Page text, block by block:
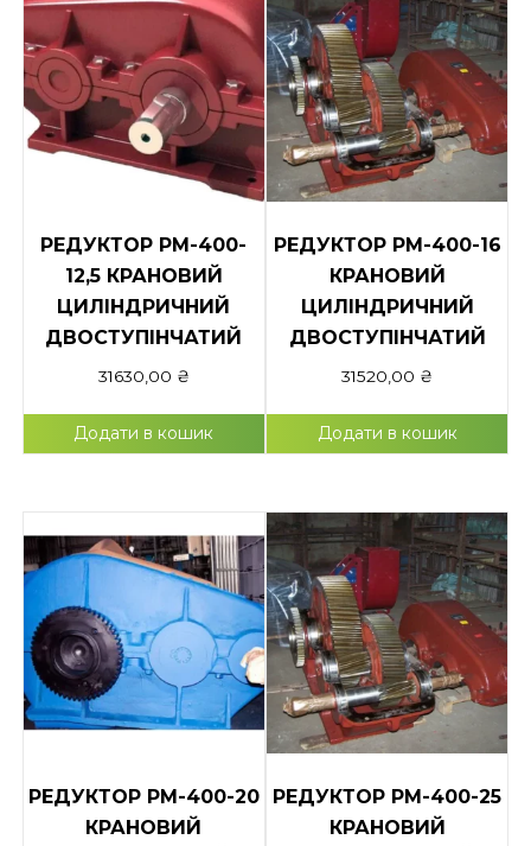
РЕДУКТОР РМ-400-
12,5 КРАНОВИЙ
ЦИЛІНДРИЧНИЙ
ДВОСТУПІНЧАТИЙ
31630,00 ₴
Додати в кошик
РЕДУКТОР РМ-400-16
КРАНОВИЙ
ЦИЛІНДРИЧНИЙ
ДВОСТУПІНЧАТИЙ
31520,00 ₴
Додати в кошик
РЕДУКТОР РМ-400-20
КРАНОВИЙ
РЕДУКТОР РМ-400-25
КРАНОВИЙ